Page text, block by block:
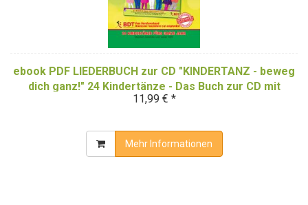
ebook PDF LIEDERBUCH zur CD "KINDERTANZ - beweg
dich ganz!" 24 Kindertänze - Das Buch zur CD mit
Choreographien (Farbe)!
11,99 € *
Mehr Informationen